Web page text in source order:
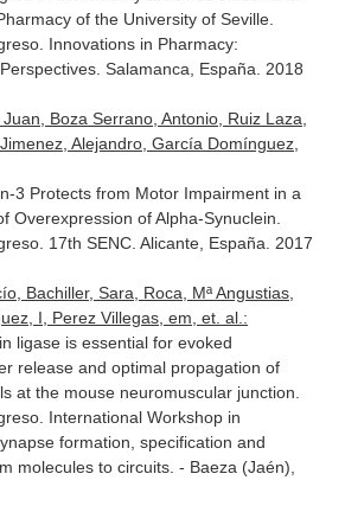
of the University of Seville.
Innovations in Pharmacy:
Salamanca, España. 2018
Boza Serrano, Antonio, Ruiz Laza,
Alejandro, García Domínguez,
3 Protects from Motor Impairment in a
Overexpression of Alpha-Synuclein.
17th SENC. Alicante, España. 2017
Bachiller, Sara, Roca, Mª Angustias,
I, Perez Villegas, em, et. al.:
ligase is essential for evoked
release and optimal propagation of
at the mouse neuromuscular junction.
International Workshop in
formation, specification and
molecules to circuits. - Baeza (Jaén),